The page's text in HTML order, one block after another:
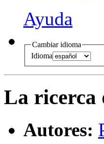
Ayuda
Cambiar idioma
Idioma
La ricerca
Autores: